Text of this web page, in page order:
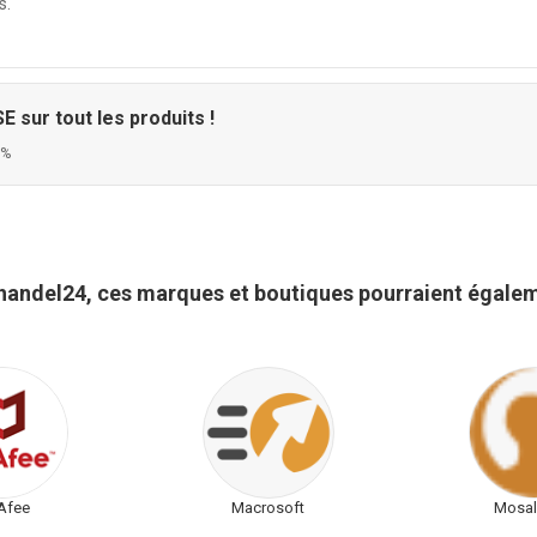
sur tout les produits !
ces marques et boutiques pourraient
Macrosoft